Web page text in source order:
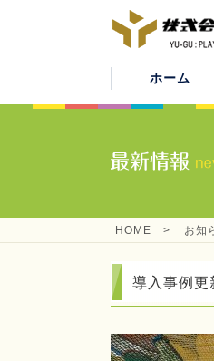
ホーム
HOME > お知
導入事例更